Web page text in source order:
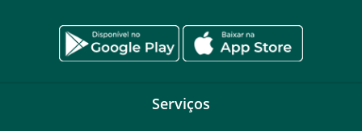
Serviços